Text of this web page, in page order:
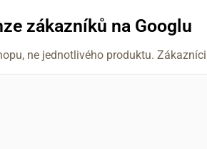
zákazníků na Googlu
ne jednotlivého produktu.